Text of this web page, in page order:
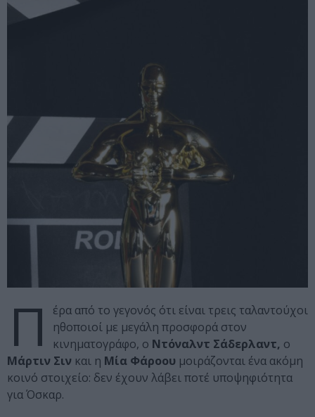
Π
έρα από το γεγονός ότι είναι τρεις ταλαντούχοι
ηθοποιοί με μεγάλη προσφορά στον
κινηματογράφο, ο Ντόναλντ Σάδερλαντ, ο
Μάρτιν Σιν και η Μία Φάροου μοιράζονται ένα ακόμη
κοινό στοιχείο: δεν έχουν λάβει ποτέ υποψηφιότητα
για Όσκαρ.